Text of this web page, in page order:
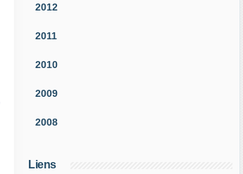
2012
2011
2010
2009
2008
Liens